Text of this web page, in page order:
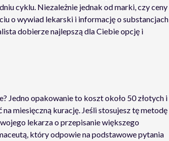
cyklu. Niezależnie jednak od marki, czy ceny
o wywiad lekarski i informację o substancjach
dobierze najlepszą dla Ciebie opcję i
Jedno opakowanie to koszt około 50 złotych i
miesięczną kurację. Jeśli stosujesz tę metodę
lekarza o przepisanie większego
który odpowie na podstawowe pytania